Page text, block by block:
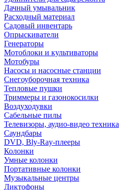
Дачный умывальник
Расходный материал
Садовый инвентарь
Опрыскиватели
Генераторы
Мотоблоки и культиваторы
Мотобуры
Насосы и насосные станции
Снегоуборочная техника
Тепловые пушки
Триммеры и газонокосилки
Воздуходувки
Сабельные пилы
Телевизоры, аудио-видео техника
Саундбары
DVD, Bly-Ray-плееры
Колонки
Умные колонки
Портативные колонки
Музыкальные центры
Диктофоны